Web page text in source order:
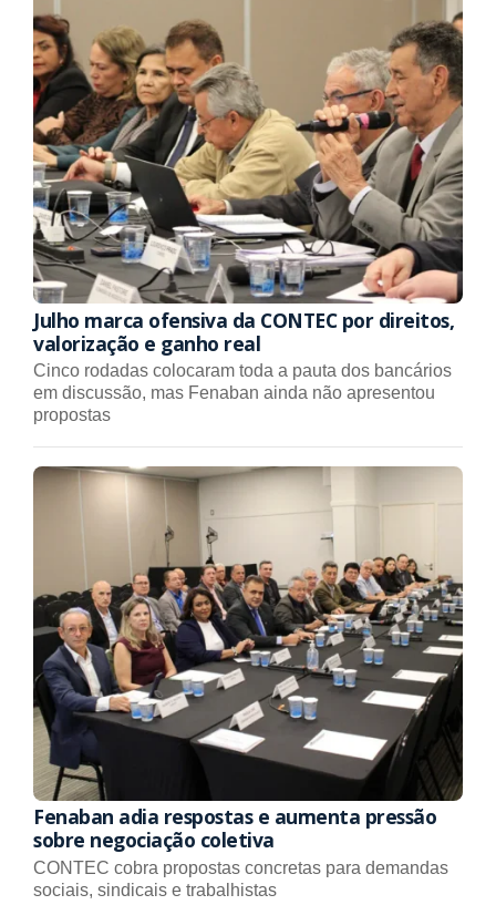
Julho marca ofensiva da CONTEC por direitos,
valorização e ganho real
Cinco rodadas colocaram toda a pauta dos bancários
em discussão, mas Fenaban ainda não apresentou
propostas
Fenaban adia respostas e aumenta pressão
sobre negociação coletiva
CONTEC cobra propostas concretas para demandas
sociais, sindicais e trabalhistas